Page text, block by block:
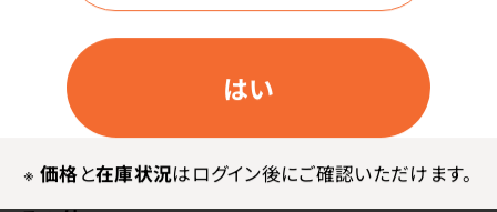
はい
※ 価格と在庫状況はログイン後にご確認いただけます。